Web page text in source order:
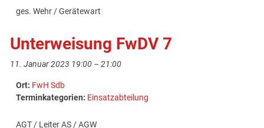
ges. Wehr / Gerätewart
Unterweisung FwDV 7
11. Januar 2023 19:00 –21:00
Ort: FwH Sdb
Terminkategorien: Einsatzabteilung
AGT / Leiter AS / AGW